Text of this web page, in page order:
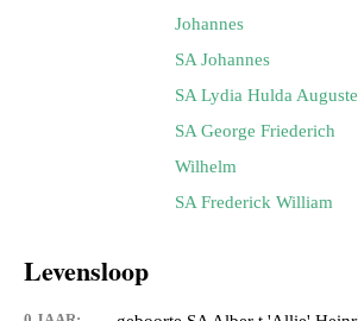
Johannes
SA Johannes
SA Lydia Hulda Auguste
SA George Friederich
Wilhelm
SA Frederick William
Levensloop